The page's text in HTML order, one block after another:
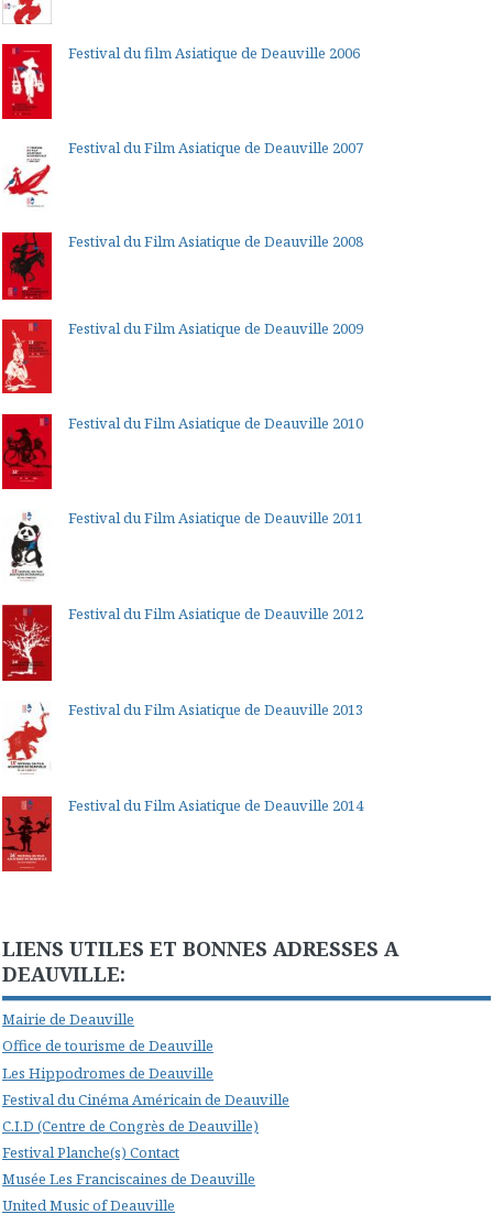
Festival du film Asiatique de Deauville 2006
Festival du Film Asiatique de Deauville 2007
Festival du Film Asiatique de Deauville 2008
Festival du Film Asiatique de Deauville 2009
Festival du Film Asiatique de Deauville 2010
Festival du Film Asiatique de Deauville 2011
Festival du Film Asiatique de Deauville 2012
Festival du Film Asiatique de Deauville 2013
Festival du Film Asiatique de Deauville 2014
LIENS UTILES ET BONNES ADRESSES A
DEAUVILLE:
Mairie de Deauville
Office de tourisme de Deauville
Les Hippodromes de Deauville
Festival du Cinéma Américain de Deauville
C.I.D (Centre de Congrès de Deauville)
Festival Planche(s) Contact
Musée Les Franciscaines de Deauville
United Music of Deauville